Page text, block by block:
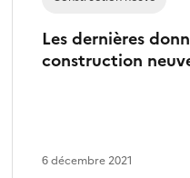
Les dernières
construction
6 décembre 2021